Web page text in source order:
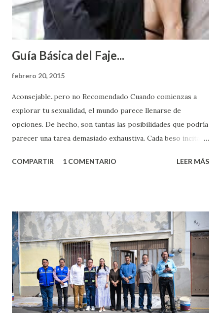
Guía Básica del Faje...
febrero 20, 2015
Aconsejable..pero no Recomendado Cuando comienzas a
explorar tu sexualidad, el mundo parece llenarse de
opciones. De hecho, son tantas las posibilidades que podría
parecer una tarea demasiado exhaustiva. Cada beso incita
partes de ti que jamás hubieras imaginado. El problema es
conoces ni la mitad de lo que deberías saber. Pero incluso
quienes ya han tenido relaciones sexuales no son expertos
o expertas en el tema. Siempre hay algo nuevo que
aprender y nuevas experiencias que conocer. Si eres una
chica y aún no has tenido relaciones sexuales, tal vez
pienses que el sexo será increíble y no puedas esperar para
experimentarlo, pero como cualquier persona con
COMPARTIR 1 COMENTARIO LEER MÁS